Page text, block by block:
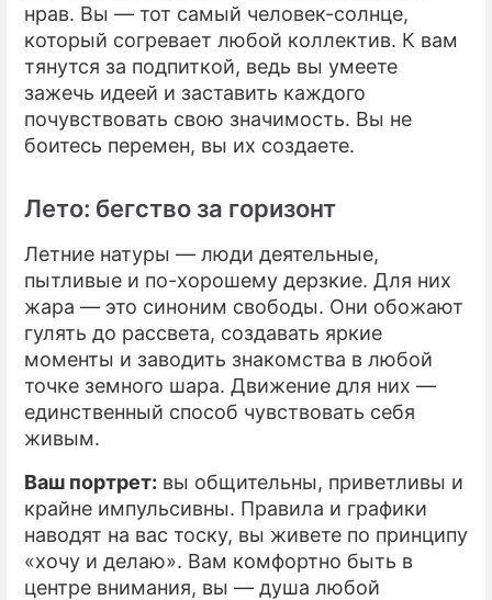
нрав. Вы — тот самый человек-солнце,
который согревает любой коллектив. К вам
тянутся за подпиткой, ведь вы умеете
зажечь идеей и заставить каждого
почувствовать свою значимость. Вы не
боитесь перемен, вы их создаете.
Лето: бегство за горизонт
Летние натуры — люди деятельные,
пытливые и по-хорошему дерзкие. Для них
жара — это синоним свободы. Они обожают
гулять до рассвета, создавать яркие
моменты и заводить знакомства в любой
точке земного шара. Движение для них —
единственный способ чувствовать себя
живым.
Ваш портрет: вы общительны, приветливы и
крайне импульсивны. Правила и графики
наводят на вас тоску, вы живете по принципу
«хочу и делаю». Вам комфортно быть в
центре внимания, вы — душа любой